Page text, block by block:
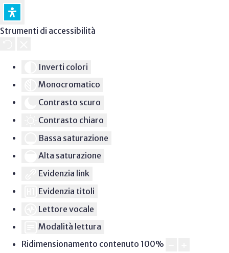
Strumenti di accessibilità
Inverti colori
Monocromatico
Contrasto scuro
Contrasto chiaro
Bassa saturazione
Alta saturazione
Evidenzia link
Evidenzia titoli
Lettore vocale
Modalità lettura
Ridimensionamento contenuto 100%